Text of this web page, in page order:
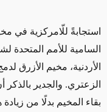
استجابةً للّامركزية في
السامية للأمم المتحدة
الأردنية، مخيم
الزعتري. والجدير
بقاء المخيم بدلًا من